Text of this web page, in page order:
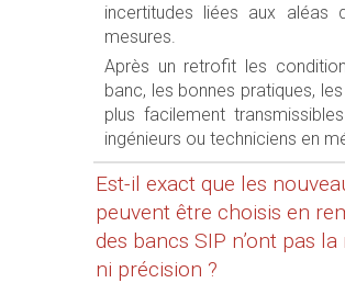
incertitudes liées aux aléas
mesures.
Après un retrofit les
banc, les bonnes pratiques,
plus facilement
ingénieurs ou techniciens en
Est-il exact que les
peuvent être choisis en
des bancs SIP n’ont pas
ni précision ?